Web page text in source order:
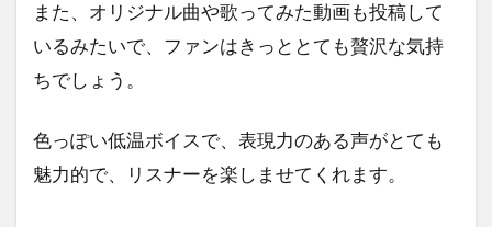
また、オリジナル曲や歌ってみた動画も投稿して
いるみたいで、ファンはきっととても贅沢な気持
ちでしょう。
色っぽい低温ボイスで、表現力のある声がとても
魅力的で、リスナーを楽しませてくれます。